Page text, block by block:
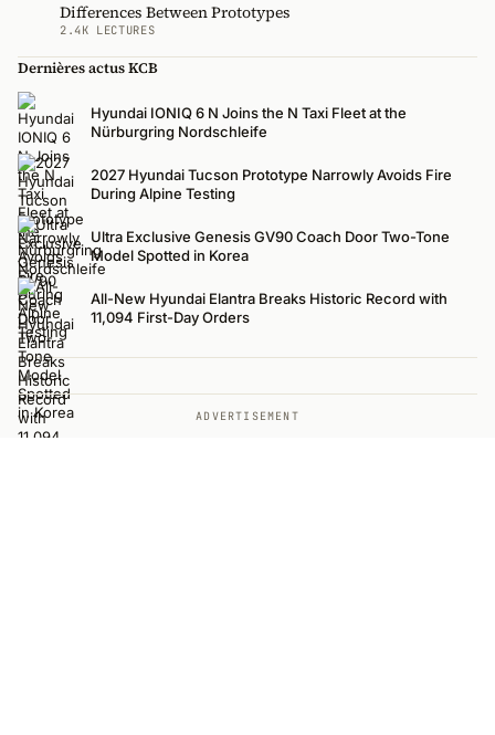
Differences Between Prototypes
2.4K LECTURES
Dernières actus KCB
Hyundai IONIQ 6 N Joins the N Taxi Fleet at the
Nürburgring Nordschleife
2027 Hyundai Tucson Prototype Narrowly Avoids Fire
During Alpine Testing
Ultra Exclusive Genesis GV90 Coach Door Two-Tone
Model Spotted in Korea
All-New Hyundai Elantra Breaks Historic Record with
11,094 First-Day Orders
ADVERTISEMENT